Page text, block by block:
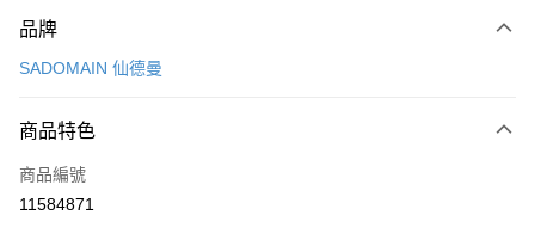
信用卡一次付款
Apple Pay
街口支付
品牌
SADOMAIN 仙德曼
商品特色
商品編號
11584871